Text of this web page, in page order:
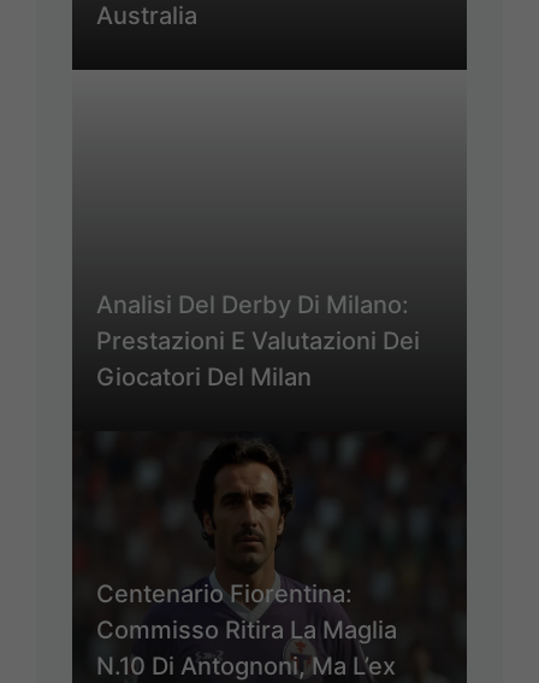
Australia
Analisi Del Derby Di Milano:
Prestazioni E Valutazioni Dei
Giocatori Del Milan
Centenario Fiorentina:
Commisso Ritira La Maglia
N.10 Di Antognoni, Ma L’ex